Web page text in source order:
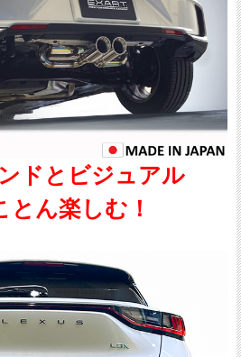
ドとビジュアル
とん楽しむ！